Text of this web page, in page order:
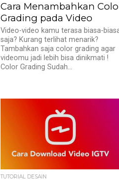
Cara Menambahkan
Grading pada Video
Video-video kamu terasa biasa-
saja? Kurang terlihat menarik?
Tambahkan saja color grading agar
videomu jadi lebih bisa dinikmati !
Color Grading Sudah...
TUTORIAL DESAIN